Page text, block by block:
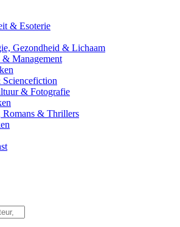
& Esoterie
Gezondheid & Lichaam
& Management
Sciencefiction
& Fotografie
Romans & Thrillers